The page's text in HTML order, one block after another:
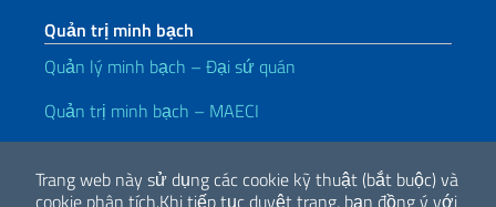
Trang web này sử dụng các cookie kỹ thuật (bắt buộc) và
cookie phân tích.Khi tiếp tục duyệt trang, bạn đồng ý với
Quản trị minh bạch
Quản lý minh bạch – Đại sứ quán
Quản trị minh bạch – MAECI
Liên kết hữu ích
Note legaliPrivacy e cookie policyDichiarazione di accessibilità